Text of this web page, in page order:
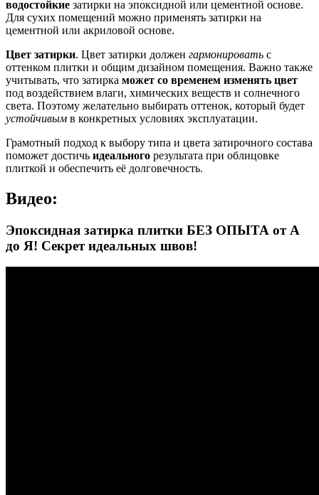
водостойкие затирки на эпоксидной или цементной основе.
Для сухих помещений можно применять затирки на
цементной или акриловой основе.
Цвет затирки. Цвет затирки должен гармонировать с
оттенком плитки и общим дизайном помещения. Важно также
учитывать, что затирка может со временем изменять цвет
под воздействием влаги, химических веществ и солнечного
света. Поэтому желательно выбирать оттенок, который будет
устойчивым в конкретных условиях эксплуатации.
Грамотный подход к выбору типа и цвета затирочного состава
поможет достичь идеального результата при облицовке
плиткой и обеспечить её долговечность.
Видео:
Эпоксидная затирка плитки БЕЗ ОПЫТА от А
до Я! Секрет идеальных швов!